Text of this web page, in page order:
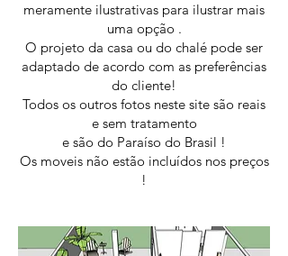
meramente ilustrativas para ilustrar mais
uma opção .
O projeto da casa ou do chalé pode ser
adaptado de acordo com as preferências
do cliente!
Todos os outros fotos neste site são reais
e sem tratamento
e são do Paraíso do Brasil !
Os moveis não estão incluídos nos preços
!